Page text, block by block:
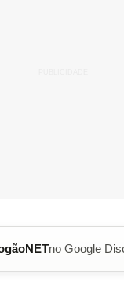
no Google